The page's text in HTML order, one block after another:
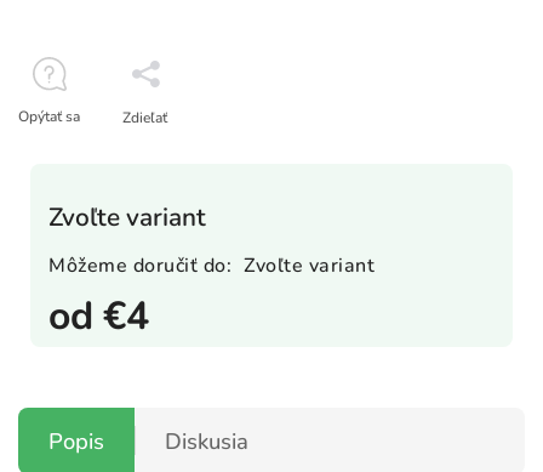
od€4
Zvoľte variant
Môžeme doručiť do: Zvoľte variant
Opýtať sa Zdieľať
Popis Diskusia